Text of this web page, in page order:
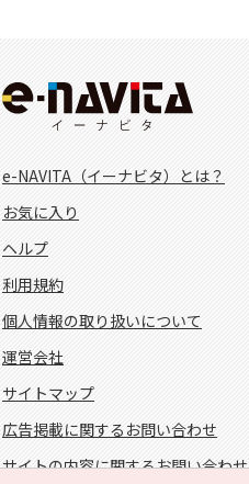
e-NAVITA（イーナビタ）とは？
お気に入り
ヘルプ
利用規約
個人情報の取り扱いについて
運営会社
サイトマップ
広告掲載に関するお問い合わせ
サイトの内容に関するお問い合わせ